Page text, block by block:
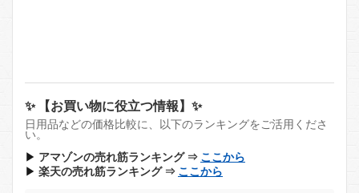
✨ 【お買い物に役立つ情報】✨
日用品などの価格比較に、以下のランキングをご活用くださ
い。
▶ アマゾンの売れ筋ランキング ⇒ ここから
▶ 楽天の売れ筋ランキング ⇒ ここから